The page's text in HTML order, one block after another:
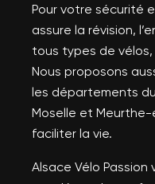
Pour votre sécurité
assure la révision,
tous types de
Nous proposons
les départements
Moselle et
faciliter la vie.
Alsace Vélo